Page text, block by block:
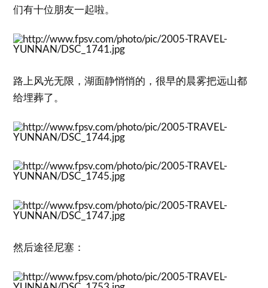
们有十位朋友一起啦。
路上风光无限，湖面静悄悄的，很早的晨雾把远山都
给埋葬了。
然后途径尼塞：